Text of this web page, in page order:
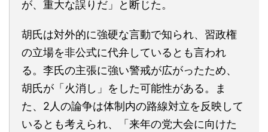
が、重大な誤りだ」と断じた。
胡氏は対外的に強硬な言動で知られ、習政権
の立場を非公式に代弁しているとも言われ
る。李氏の主張に強い警戒が広がったため、
胡氏が「火消し」をした可能性がある。ま
た、2人の論争は体制内の路線対立を反映して
いるとも考えられ、「来年の党大会に向けた